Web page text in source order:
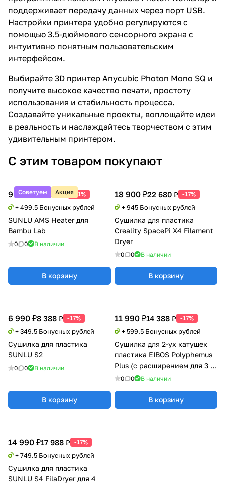
поддерживает передачу данных через порт USB.
Настройки принтера удобно регулируются с
помощью 3.5-дюймового сенсорного экрана с
интуитивно понятным пользовательским
интерфейсом.
Выбирайте 3D принтер Anycubic Photon Mono SQ и
получите высокое качество печати, простоту
использования и стабильность процесса.
Создавайте уникальные проекты, воплощайте идеи
в реальность и наслаждайтесь творчеством с этим
удивительным принтером.
С этим товаром покупают
Советуем Акция
9 990 ₽20 388 ₽ -51%
+ 499.5 Бонусных рублей
SUNLU AMS Heater для
Bambu Lab
0 0 В наличии
В корзину
18 900 ₽22 680 ₽ -17%
+ 945 Бонусных рублей
Сушилка для пластика
Creality SpacePi X4 Filament
Dryer
0 0 В наличии
В корзину
6 990 ₽8 388 ₽ -17%
+ 349.5 Бонусных рублей
Сушилка для пластика
SUNLU S2
0 0 В наличии
В корзину
11 990 ₽14 388 ₽ -17%
+ 599.5 Бонусных рублей
Сушилка для 2-ух катушек
пластика EIBOS Polyphemus
Plus (с расширением для 3 кг
катушки)
0 0 В наличии
В корзину
14 990 ₽17 988 ₽ -17%
+ 749.5 Бонусных рублей
Сушилка для пластика
SUNLU S4 FilaDryer для 4